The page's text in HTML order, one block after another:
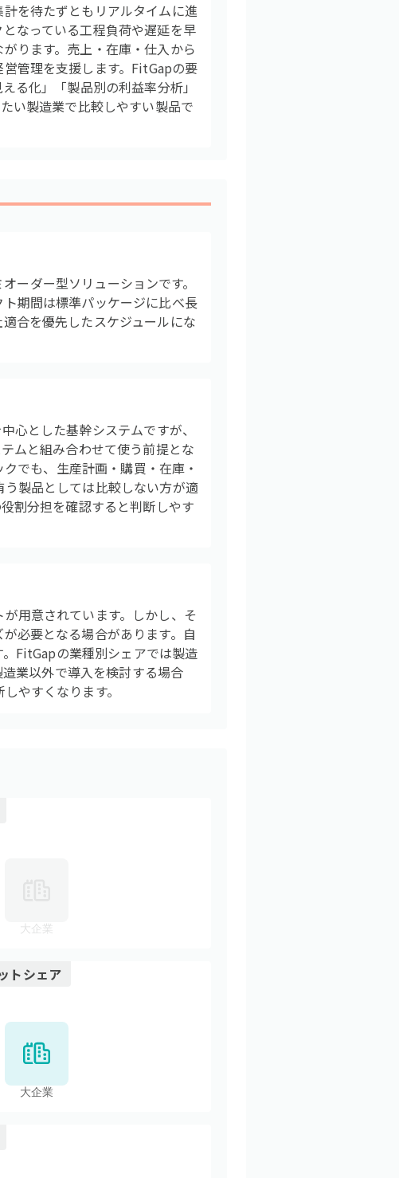
を待たずともリアルタイムに進
なっている工程負荷や遅延を早
ります。売上・在庫・仕入から
管理を支援します。FitGapの要
る化」「製品別の利益率分析」
い製造業で比較しやすい製品で
ーダー型ソリューションです。
期間は標準パッケージに比べ長
合を優先したスケジュールにな
心とした基幹システムですが、
ムと組み合わせて使う前提とな
でも、生産計画・購買・在庫・
製品としては比較しない方が適
割分担を確認すると判断しやす
用意されています。しかし、そ
必要となる場合があります。自
FitGapの業種別シェアでは製造
業以外で導入を検討する場合
やすくなります。
大企業
トシェア
大企業